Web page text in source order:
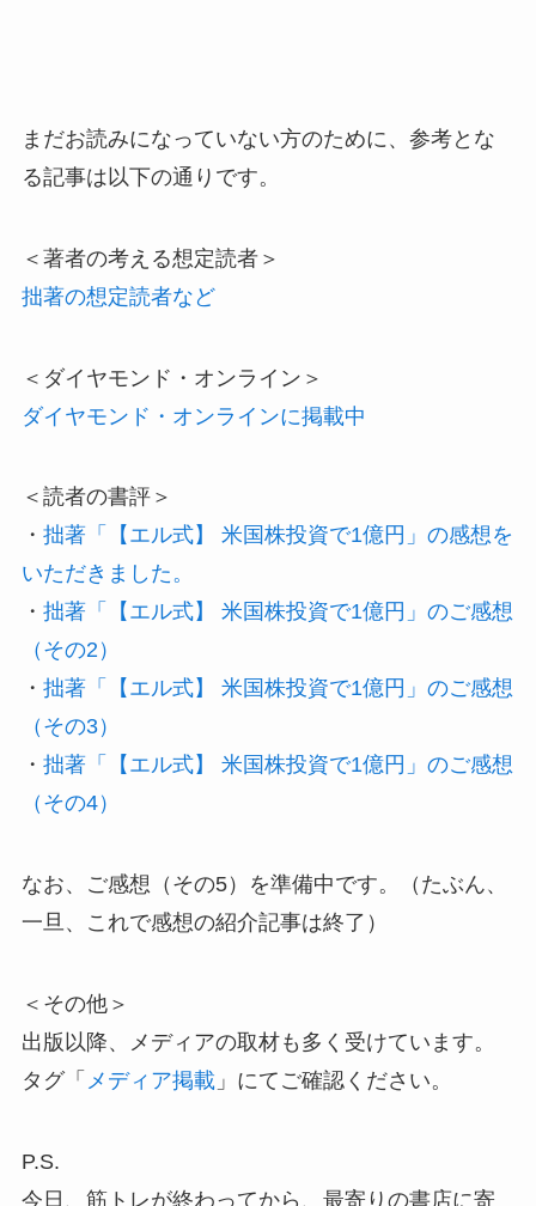
まだお読みになっていない方のために、参考とな
る記事は以下の通りです。
＜著者の考える想定読者＞
拙著の想定読者など
＜ダイヤモンド・オンライン＞
ダイヤモンド・オンラインに掲載中
＜読者の書評＞
・ 拙著「【エル式】 米国株投資で1億円」の感想を
いただきました。
・ 拙著「【エル式】 米国株投資で1億円」のご感想
（その2）
・ 拙著「【エル式】 米国株投資で1億円」のご感想
（その3）
・ 拙著「【エル式】 米国株投資で1億円」のご感想
（その4）
なお、ご感想（その5）を準備中です。（たぶん、
一旦、これで感想の紹介記事は終了）
＜その他＞
出版以降、メディアの取材も多く受けています。
タグ「 メディア掲載」にてご確認ください。
P.S.
今日、筋トレが終わってから、最寄りの書店に寄